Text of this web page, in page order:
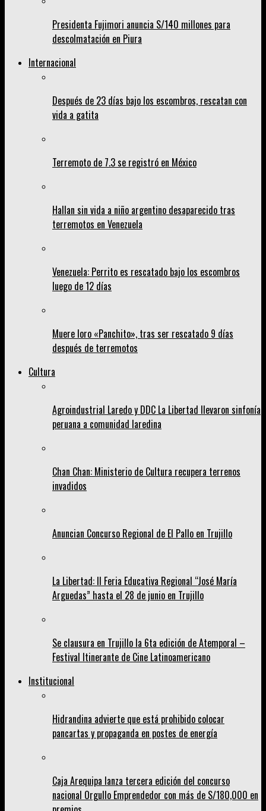
Presidenta Fujimori anuncia S/140 millones para
descolmatación en Piura
Internacional
Después de 23 días bajo los escombros, rescatan con
vida a gatita
Terremoto de 7.3 se registró en México
Hallan sin vida a niño argentino desaparecido tras
terremotos en Venezuela
Venezuela: Perrito es rescatado bajo los escombros
luego de 12 días
Muere loro «Panchito», tras ser rescatado 9 días
después de terremotos
Cultura
Agroindustrial Laredo y DDC La Libertad llevaron sinfonía
peruana a comunidad laredina
Chan Chan: Ministerio de Cultura recupera terrenos
invadidos
Anuncian Concurso Regional de El Pallo en Trujillo
La Libertad: II Feria Educativa Regional “José María
Arguedas” hasta el 28 de junio en Trujillo
Se clausura en Trujillo la 6ta edición de Atemporal –
Festival Itinerante de Cine Latinoamericano
Institucional
Hidrandina advierte que está prohibido colocar
pancartas y propaganda en postes de energía
Caja Arequipa lanza tercera edición del concurso
nacional Orgullo Emprendedor con más de S/180,000 en